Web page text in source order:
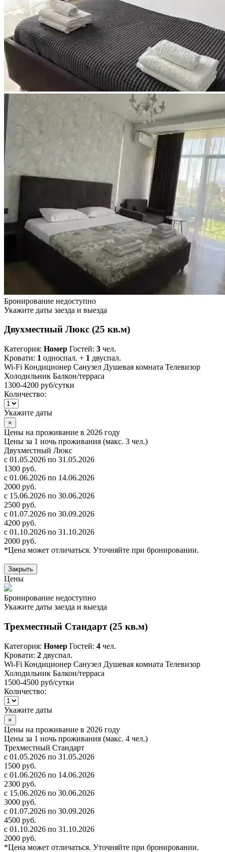
Бронирование недоступно
Укажите даты заезда и выезда
Двухместный Люкс (25 кв.м)
Категория: Номер Гостей: 3 чел.
Кровати: 1 односпал. + 1 двуспал.
Wi-Fi Кондиционер Санузел Душевая комната Телевизор
Холодильник Балкон/терраса
1300-4200 руб/сутки
Количество:
Укажите даты
×
Цены на проживание в 2026 году
Цены за 1 ночь проживания (макс. 3 чел.)
Двухместный Люкс
с 01.05.2026 по 31.05.2026
1300 руб.
с 01.06.2026 по 14.06.2026
2000 руб.
с 15.06.2026 по 30.06.2026
2500 руб.
с 01.07.2026 по 30.09.2026
4200 руб.
с 01.10.2026 по 31.10.2026
2000 руб.
*Цена может отличаться. Уточняйте при бронировании.
Закрыть
Цены
Бронирование недоступно
Укажите даты заезда и выезда
Трехместный Стандарт (25 кв.м)
Категория: Номер Гостей: 4 чел.
Кровати: 2 двуспал.
Wi-Fi Кондиционер Санузел Душевая комната Телевизор
Холодильник Балкон/терраса
1500-4500 руб/сутки
Количество:
Укажите даты
×
Цены на проживание в 2026 году
Цены за 1 ночь проживания (макс. 4 чел.)
Трехместный Стандарт
с 01.05.2026 по 31.05.2026
1500 руб.
с 01.06.2026 по 14.06.2026
2300 руб.
с 15.06.2026 по 30.06.2026
3000 руб.
с 01.07.2026 по 30.09.2026
4500 руб.
с 01.10.2026 по 31.10.2026
2000 руб.
*Цена может отличаться. Уточняйте при бронировании.